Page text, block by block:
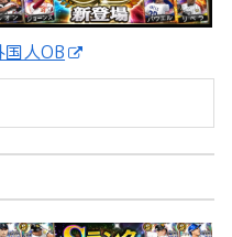
国人OB